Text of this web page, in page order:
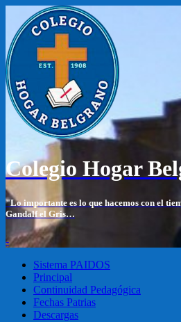
Colegio Hogar
"Lo importante es lo que hacemos con el
Gandalf el Gris…
-
Sistema PAIDOS
Principal
Continuidad Pedagógica
Fechas Patrias
Descargas